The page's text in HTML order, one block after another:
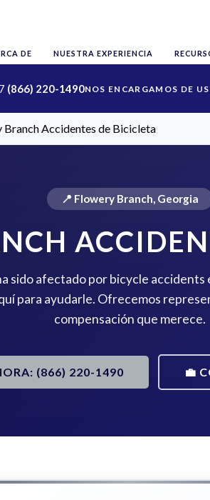
DE NUESTRA EXPERIENCIA
(866) 220-1490
Branch Accidentes de Bicicleta
📍 Flowery Branch, Georgia
sido afectado por bicycle
para ayudarle. Ofrecemos
compensación que merece.
(866) 220-1490 💼